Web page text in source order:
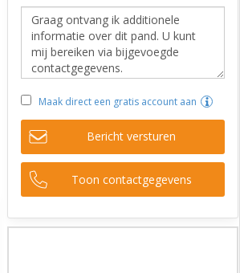
Maak direct een gratis account aan
Bericht versturen
Toon contactgegevens